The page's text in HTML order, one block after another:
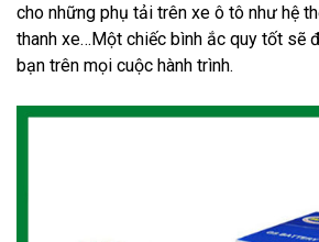
cho những phụ tải trên xe ô tô như hệ
thanh xe…Một chiếc bình ắc quy tốt sẽ
bạn trên mọi cuộc hành trình.